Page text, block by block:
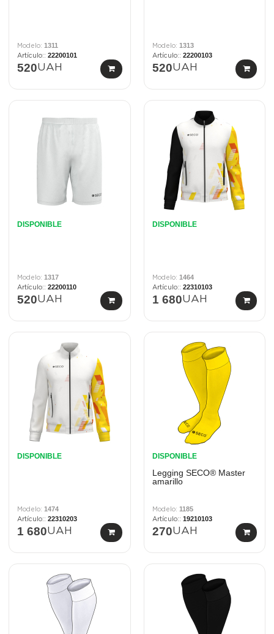
1311
22200101
520UAH
1313
22200103
520UAH
DISPONIBLE
1317
22200110
520UAH
DISPONIBLE
1464
22310103
1 680UAH
DISPONIBLE
1474
22310203
1 680UAH
DISPONIBLE
Legging SECO® Master
amarillo
1185
19210103
270UAH